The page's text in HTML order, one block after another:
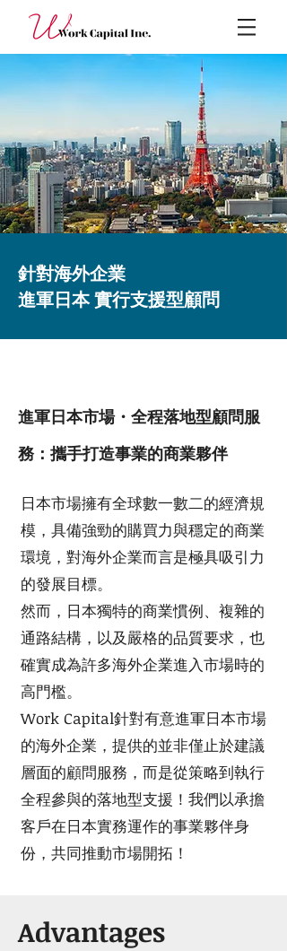
針對海外企業
進軍日本 實行支援型顧問
進軍日本市場・全程落地型顧問服
務：攜手打造事業的商業夥伴
日本市場擁有全球數一數二的經濟規
模，具備強勁的購買力與穩定的商業
環境，對海外企業而言是極具吸引力
的發展目標。
然而，日本獨特的商業慣例、複雜的
通路結構，以及嚴格的品質要求，也
確實成為許多海外企業進入市場時的
高門檻。
Work Capital針對有意進軍日本市場
的海外企業，提供的並非僅止於建議
層面的顧問服務，而是從策略到執行
全程參與的落地型支援！ 我們以承擔
客戶在日本實務運作的事業夥伴身
份，共同推動市場開拓！
Advantages